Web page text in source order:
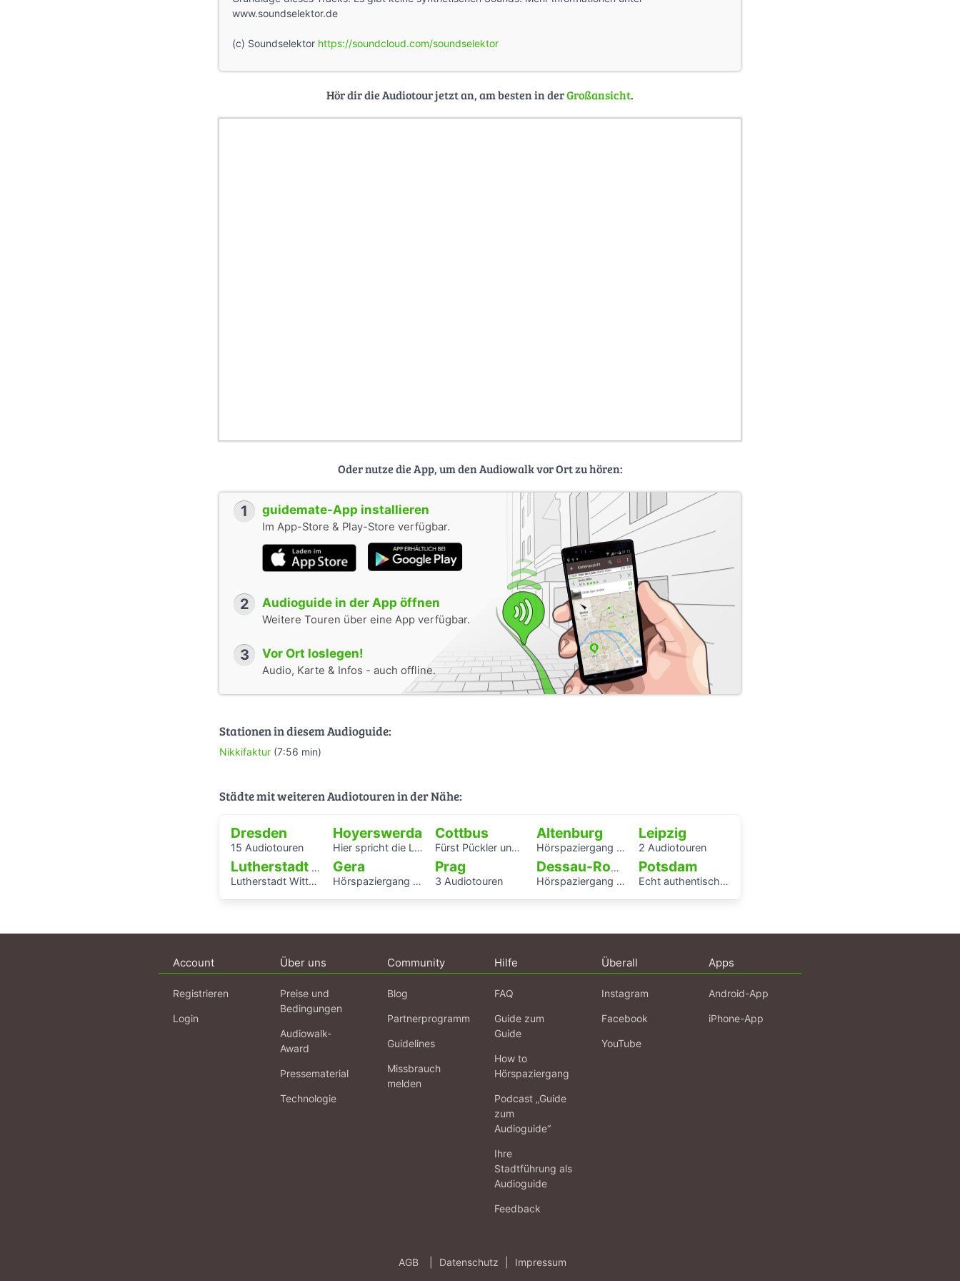
www.soundselektor.de
(c) Soundselektor https://soundcloud.com/soundselektor
Hör dir die Audiotour jetzt an, am besten in derGroßansicht.
Oder nutze die App, um den Audiowalk vor Ort zu hören:
1 guidemate-App installieren
Im App-Store & Play-Store verfügbar.
2 Audioguide in der App öffnen
Weitere Touren über eine App verfügbar.
3 Vor Ort loslegen!
Audio, Karte & Infos - auch offline.
Stationen in diesem Audioguide:
Nikkifaktur (7:56 min)
Städte mit weiteren Audiotouren in der Nähe:
Dresden
15 Audiotouren
Hoyerswerda
Hier spricht die Landschaft
Cottbus
Fürst Pückler und Branitz
Altenburg
Hörspaziergang Jüdische Geschichte in Altenburg
Leipzig
2 Audiotouren
Lutherstadt Wittenberg
Lutherstadt Wittenberg
Gera
Hörspaziergang Jüdisches Leben und jüdische Geschichte in Gera
Prag
3 Audiotouren
Dessau-Roßlau
Hörspaziergang rund um die Laubenganghäuser der Bauhaussiedlung Törten
Potsdam
Echt authentisch? Ein Hörspaziergang durch Potsdams Mitte
Account
Registrieren
Login
Über uns
Preise und
Bedingungen
Audiowalk-
Award
Pressematerial
Technologie
Community
Blog
Partnerprogramm
Guidelines
Missbrauch
melden
Hilfe
FAQ
Guide zum
Guide
How to
Hörspaziergang
Podcast „Guide
zum
Audioguide“
Ihre
Stadtführung als
Audioguide
Feedback
Überall
Instagram
Facebook
YouTube
Apps
Android-App
iPhone-App
AGB Datenschutz Impressum